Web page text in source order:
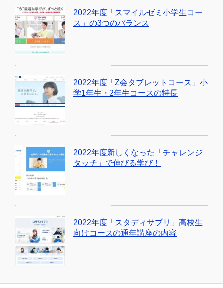
2022年度「スマイルゼミ小学生コー
ス」の3つのバランス
2022年度「Z会タブレットコース」小
学1年生・2年生コースの特長
2022年度新しくなった「チャレンジ
タッチ」で伸びる学び！
2022年度「スタディサプリ」高校生
向けコースの通年講座の内容